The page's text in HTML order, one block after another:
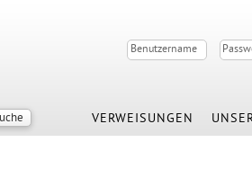
VERWEISUNGEN